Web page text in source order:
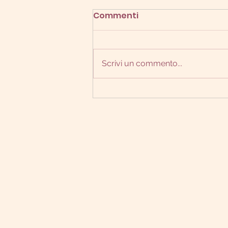
La dieta è davvero
Commenti
Scrivi un commento...